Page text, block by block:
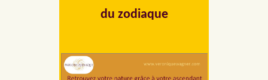
du zodiaque